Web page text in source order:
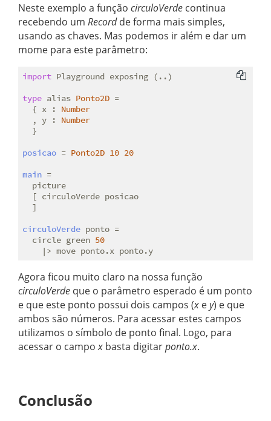
Neste exemplo a função circuloVerde continua
recebendo um Recordde forma mais simples,
usando as chaves. Mas podemos ir além e dar um
mome para este parâmetro:
import Playground exposing (..)
type alias Ponto2D =
  { x :
Number
  , y :
Number
  }
posicao = Ponto2D 10 20
main =
  picture
  [ circuloVerde posicao
  ]
circuloVerde ponto =
  circle green
50
Agora ficou muito claro na nossa função
circuloVerde que o parâmetro esperado é um ponto
e que este ponto possui dois campos (x ey) e que
ambos são números. Para acessar estes campos
utilizamos o símbolo de ponto final. Logo, para
acessar o campox basta digitarponto.x.
Conclusão